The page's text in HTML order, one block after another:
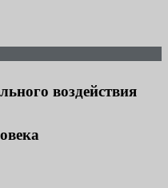
воздействия